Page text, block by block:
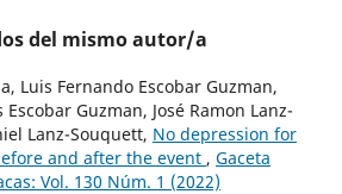
del mismo autor/a
Luis Fernando Escobar Guzman,
Guzman, José Ramon Lanz-
Lanz-Souquett, No depression for
and after the event , Gaceta
Vol. 130 Núm. 1 (2022)